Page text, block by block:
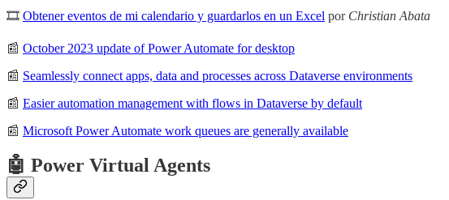
🎞 Obtener eventos de mi calendario y guardarlos en un Excel por Christian Abata
📰 October 2023 update of Power Automate for desktop
📰 Seamlessly connect apps, data and processes across Dataverse environments
📰 Easier automation management with flows in Dataverse by default
📰 Microsoft Power Automate work queues are generally available
🤖 Power Virtual Agents